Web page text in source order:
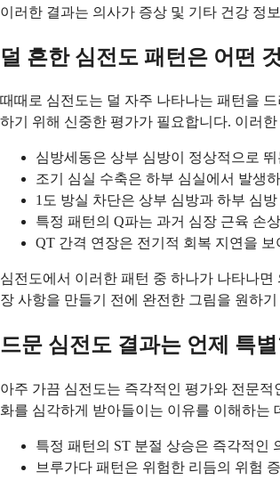
이러한 결과는 의사가 증상 및 기타 건강 정
덜 흔한 심전도 패턴은 어떤
때때로 심전도는 덜 자주 나타나는 패턴을
하기 위해 신중한 평가가 필요합니다. 이러
심방세동은 상부 심방이 정상적으로
조기 심실 수축은 하부 심실에서 발생
1도 방실 차단은 상부 심방과 하부 심
특정 패턴의 Q파는 과거 심장 근육 손
QT 간격 연장은 전기적 회복 지연을
심전도에서 이러한 패턴 중 하나가 나타나
장 사항을 만들기 전에 완전한 그림을 원하
드문 심전도 결과는 언제 특
아주 가끔 심전도는 즉각적인 평가와 전문
화를 심각하게 받아들이는 이유를 이해하는
특정 패턴의 ST 분절 상승은 즉각적인
브루가다 패턴은 위험한 리듬의 위험